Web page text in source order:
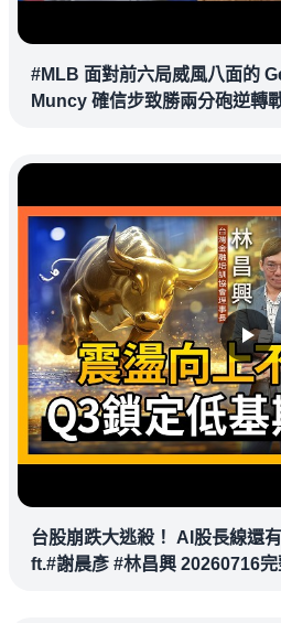
#MLB 面對前六局威風八面的
Muncy 確信步致勝兩分砲逆轉
台股崩跌大逃殺！ AI股長線還
ft.#謝晨彥 #林昌興 20260716